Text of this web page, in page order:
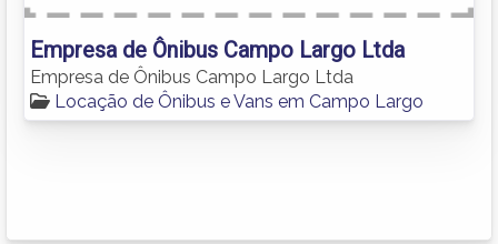
Empresa de Ônibus Campo Largo Ltda
Empresa de Ônibus Campo Largo Ltda
Locação de Ônibus e Vans em Campo Largo